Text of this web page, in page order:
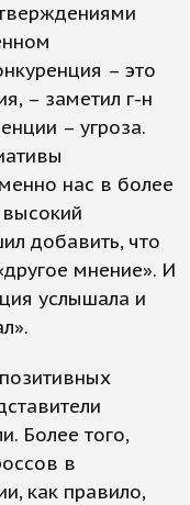
– это
– заметил г-н
– угроза.
нас в более
добавить, что
мнение». И
услышала и
Более того,
в
как правило,